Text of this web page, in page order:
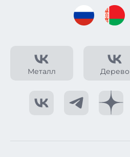
Металл Дерево